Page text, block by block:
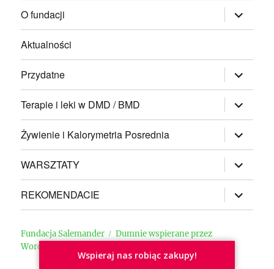
O fundacji rozwiń
menu
potomne
Aktualności
Przydatne rozwiń
menu
potomne
Terapie i leki w DMD / BMD
rozwiń
menu
potomne
Żywienie i Kalorymetria Posrednia
rozwiń
menu
potomne
WARSZTATY
rozwiń
menu
potomne
REKOMENDACIE
rozwiń
menu
potomne
Fundacja Salemander
Dumnie wspierane przez
WordPress
Wspieraj nas robiąc zakupy!